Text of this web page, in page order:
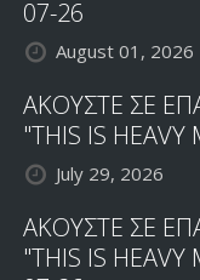
07-26
August 01, 2026
ΑΚΟΥΣΤΕ ΣΕ
"THIS IS
July 29, 2026
ΑΚΟΥΣΤΕ ΣΕ
"THIS IS